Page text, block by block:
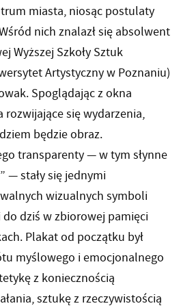
miasta, niosąc postulaty
nich znalazł się absolwent
Wyższej Szkoły Sztuk
Artystyczny w Poznaniu)
Spoglądając z okna
rozwijające się wydarzenia,
będzie obraz.
transparenty — w tym słynne
— stały się jednymi
wizualnych symboli
do dziś w zbiorowej pamięci
Plakat od początku był
myślowego i emocjonalnego
z koniecznością
sztukę z rzeczywistością